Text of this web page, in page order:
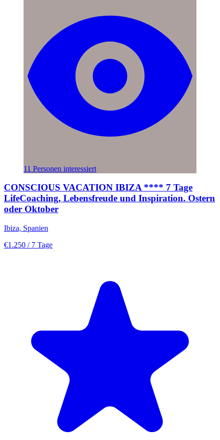
11 Personen interessiert
CONSCIOUS VACATION IBIZA **** 7 Tage
LifeCoaching, Lebensfreude und Inspiration. Ostern
oder Oktober
Ibiza, Spanien
€1.250 / 7 Tage